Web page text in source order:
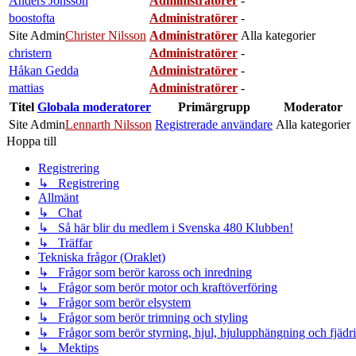
boostofta
Administratörer -
Site AdminChrister Nilsson Administratörer Alla kategorier
christern
Administratörer -
Håkan Gedda
Administratörer -
mattias
Administratörer -
Titel Globala moderatorer Primärgrupp
Moderator
Site AdminLennarth Nilsson Registrerade användare Alla kategorier
Hoppa till
Registrering
↳ Registrering
Allmänt
↳ Chat
↳ Så här blir du medlem i Svenska 480 Klubben!
↳ Träffar
Tekniska frågor (Oraklet)
↳ Frågor som berör kaross och inredning
↳ Frågor som berör motor och kraftöverföring
↳ Frågor som berör elsystem
↳ Frågor som berör trimning och styling
↳ Frågor som berör styrning, hjul, hjulupphängning och
↳ Mektips